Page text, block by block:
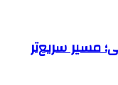
مسیر سریع‌تر